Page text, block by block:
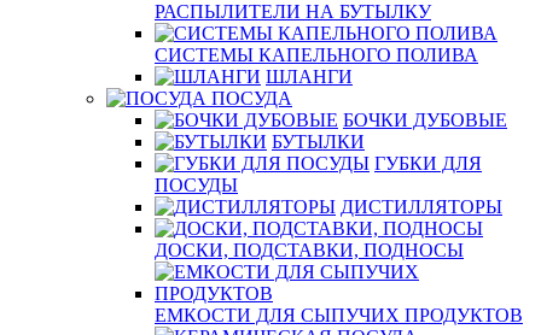
РАСПЫЛИТЕЛИ НА БУТЫЛКУ
СИСТЕМЫ КАПЕЛЬНОГО ПОЛИВА
ШЛАНГИ
ПОСУДА
БОЧКИ ДУБОВЫЕ
БУТЫЛКИ
ГУБКИ ДЛЯ
ПОСУДЫ
ДИСТИЛЛЯТОРЫ
ДОСКИ, ПОДСТАВКИ, ПОДНОСЫ
ЕМКОСТИ ДЛЯ СЫПУЧИХ ПРОДУКТОВ